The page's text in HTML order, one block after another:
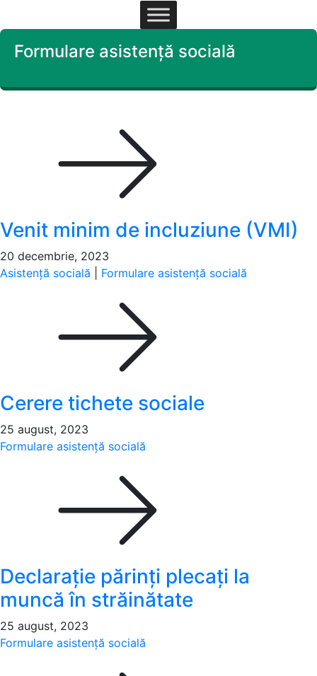
Formulare asistență socială
Venit minim de incluziune (VMI)
20 decembrie, 2023
Asistență socială
Formulare asistență socială
Cerere tichete sociale
25 august, 2023
Formulare asistență socială
Declarație părinți plecați la
muncă în străinătate
25 august, 2023
Formulare asistență socială